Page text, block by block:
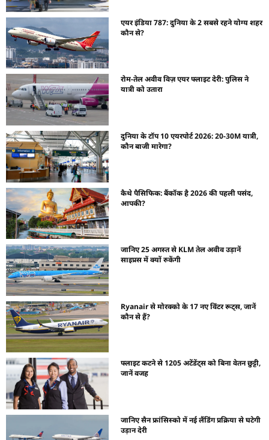
एयर इंडिया 787: दुनिया के 2 सबसे रहने योग्य शहर
कौन से?
रोम-तेल अवीव विज़ एयर फ्लाइट देरी: पुलिस ने
यात्री को उतारा
दुनिया के टॉप 10 एयरपोर्ट 2026: 20-30M यात्री,
कौन बाजी मारेगा?
कैथे पैसिफिक: बैंकॉक है 2026 की पहली पसंद,
आपकी?
जानिए 25 अगस्त से KLM तेल अवीव उड़ानें
साइप्रस में क्यों रुकेंगी
Ryanair से मोरक्को के 17 नए विंटर रूट्स, जानें
कौन से हैं?
फ्लाइट कटने से 1205 अटेंडेंट्स को बिना वेतन छुट्टी,
जानें वजह
जानिए सैन फ्रांसिस्को में नई लैंडिंग प्रक्रिया से घटेगी
उड़ान देरी